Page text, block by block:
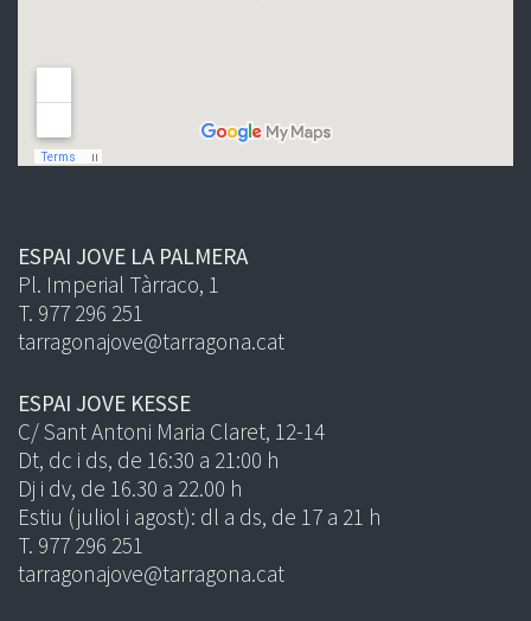
ESPAI JOVE LA PALMERA
Pl. Imperial Tàrraco, 1
T. 977 296 251
tarragonajove@tarragona.cat
ESPAI JOVE KESSE
C/ Sant Antoni Maria Claret, 12-14
Dt, dc i ds, de 16:30 a 21:00 h
Dj i dv, de 16.30 a 22.00 h
Estiu (juliol i agost): dl a ds, de 17 a 21 h
T. 977 296 251
tarragonajove@tarragona.cat